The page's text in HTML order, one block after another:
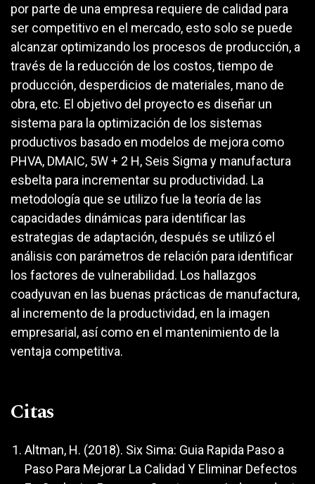
por parte de una empresa requiere de calidad para
ser competitivo en el mercado, esto solo se puede
alcanzar optimizando los procesos de producción, a
través de la reducción de los costos, tiempo de
producción, desperdicios de materiales, mano de
obra, etc. El objetivo del proyecto es diseñar un
sistema para la optimización de los sistemas
productivos basado en modelos de mejora como
PHVA, DMAIC, 5W + 2 H, Seis Sigma y manufactura
esbelta para incrementar su productividad. La
metodología que se utilizo fue la teoría de las
capacidades dinámicas para identificar las
estrategias de adaptación, después se utilizó el
análisis con parámetros de relación para identificar
los factores de vulnerabilidad. Los hallazgos
coadyuvan en las buenas prácticas de manufactura,
al incremento de la productividad, en la imagen
empresarial, así como en el mantenimiento de la
ventaja competitiva.
Citas
Altman, H. (2018). Six Sima: Guia Rapida Paso a
Paso Para Mejorar La Calidad Y Eliminar Defectos